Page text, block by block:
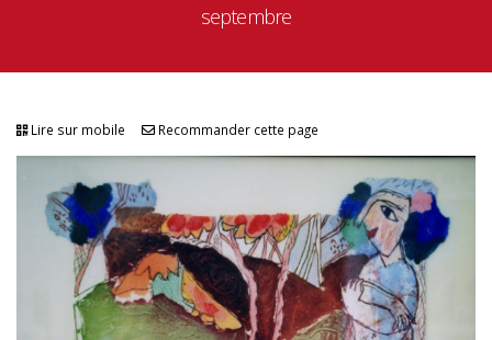
septembre
Lire sur mobile Recommander cette page